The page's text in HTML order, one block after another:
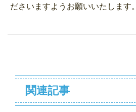
ださいますようお願いいたします。
関連記事